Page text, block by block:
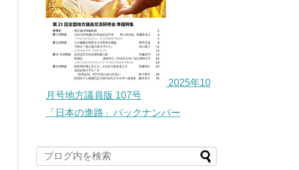
2025年10
月号地方議員版 107号
「日本の進路」バックナンバー